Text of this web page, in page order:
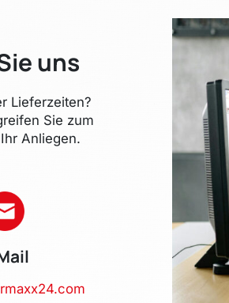
uns
Lieferzeiten?
Sie zum
Anliegen.